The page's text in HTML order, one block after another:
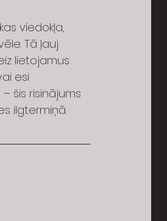
viedokļa,
Tā ļauj
lietojamus
esi
šis risinājums
ilgtermiņā.